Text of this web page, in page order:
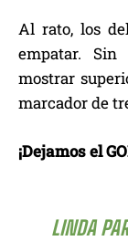
Al rato, los
empatar. Sin
mostrar
marcador de
¡Dejamos el
LINDA